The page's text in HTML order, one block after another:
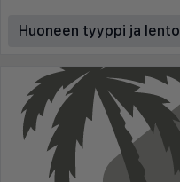
Huoneen tyyppi ja lento